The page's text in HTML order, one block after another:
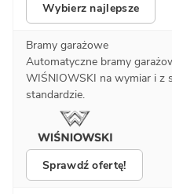
Wybierz najlepsze
Bramy garażowe
Automatyczne bramy
WIŚNIOWSKI na wymiar i z
standardzie.
Sprawdź ofertę!